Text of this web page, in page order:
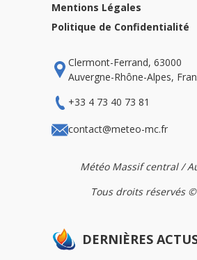
Mentions Légales
Politique de Confidentialité
Clermont-Ferrand, 63000
Auvergne-Rhône-Alpes,
+33 4 73 40 73 81
contact@meteo-mc.fr
Météo Massif central /
Tous droits réservés
DERNIÈRES